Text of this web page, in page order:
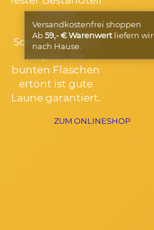
Versandkostenfrei shoppen
Ab59,- € Warenwertliefern wir
nach Hause.
unserer
Trinkkultur.
Sobald das laute
klopfen der
bunten Flaschen
ertönt ist gute
Laune garantiert.
ZUM ONLINESHOP